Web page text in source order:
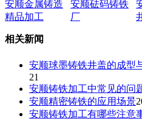
安顺金属铸造
精品加工
安顺砝码铸铁
厂
相关新闻
安顺球墨铸铁井盖的成型
21
安顺铸铁加工中常见的问
安顺精密铸铁的应用场景
安顺铸铁加工有哪些注意